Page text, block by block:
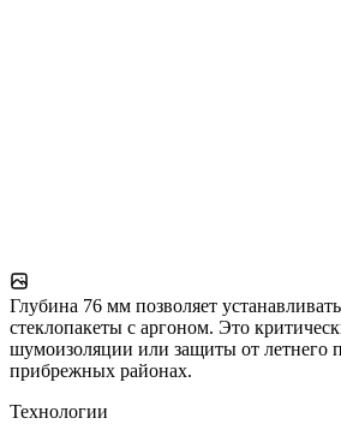
Глубина 76 мм позволяет
стеклопакеты с аргоном. Это
шумоизоляции или защиты от летнего
прибрежных районах.
Технологии